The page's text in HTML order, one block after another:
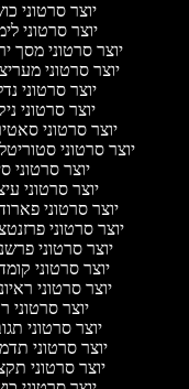
יוצר סרטוני
יוצר סרטוני
יוצר סרטוני מסך
יוצר סרטוני
יוצר סרטוני
יוצר סרטוני
יוצר סרטוני
יוצר סרטוני
יוצר סרטוני
יוצר סרטוני
יוצר סרטוני
יוצר סרטוני
יוצר סרטוני
יוצר סרטוני
יוצר סרטוני
יוצר סרטוני
יוצר סרטוני
יוצר סרטוני
יוצר סרטוני